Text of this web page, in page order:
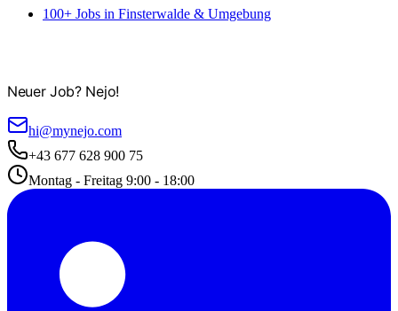
100+ Jobs in Finsterwalde & Umgebung
Neuer Job? Nejo!
hi@mynejo.com
+43 677 628 900 75
Montag - Freitag 9:00 - 18:00